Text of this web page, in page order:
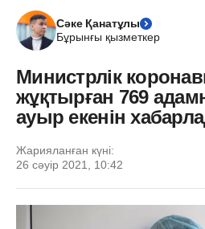
Сәке Қанатұлы
Бұрынғы қызметкер
Министрлік
жұқтырған 769
ауыр екенін
Жарияланған күні:
26 сәуір 2021, 10:42